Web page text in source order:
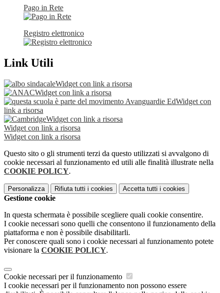
Pago in Rete
Registro elettronico
Link Utili
Widget con link a risorsa
Widget con link a risorsa
Widget con
link a risorsa
Widget con link a risorsa
Widget con link a risorsa
Widget con link a risorsa
Questo sito o gli strumenti terzi da questo utilizzati si avvalgono di
cookie necessari al funzionamento ed utili alle finalità illustrate nella
COOKIE POLICY.
Personalizza Rifiuta tutti i cookies Accetta tutti i cookies
Gestione cookie
In questa schermata è possibile scegliere quali cookie consentire.
I cookie necessari sono quelli che consentono il funzionamento della
piattaforma e non è possibile disabilitarli.
Per conoscere quali sono i cookie necessari al funzionamento potete
visionare la COOKIE POLICY.
Cookie necessari per il funzionamento
I cookie necessari per il funzionamento non possono essere